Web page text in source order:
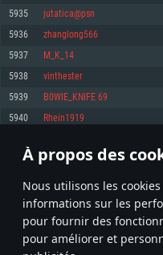
À propos des
Nous utilisons les
informations sur les
pour fournir des
pour améliorer et
Recommandée
1060 et plus, Radeon RX 570 et
Disque dur: 75.9 Go (client
Recommandée
OS: Mac OS Big Sur 11.0 ou plus
Processeur: Core i7 (Les
Mémoire: 8 GB
Carte graphique: Radeon Vega II
Disque dur: 62,2 Go (client
Recommandée
OS: Ubuntu 20.04 64bit
Processeur: Intel Core i7
Mémoire: 8 GB
Carte graphique: NVIDIA 1060
6 mois et supportant Vulkan
Connection: Connexion Internet à
Disque dur: 60,2 Go (client
5935 jutatica@psn
5936 zhanglong566
5937 M_K_14
5938 vinthester
5939 B0WIE_KNIFE 69
5940 Rhein1919
* Classement mis à jour
296